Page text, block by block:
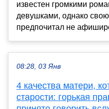
известен громкими
девушками, однако
предпочитал не
08:28, 03 Янв
4 качества матери,
старости: горькая